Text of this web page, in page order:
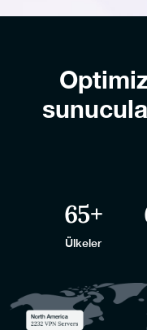
65+
Ülkeler